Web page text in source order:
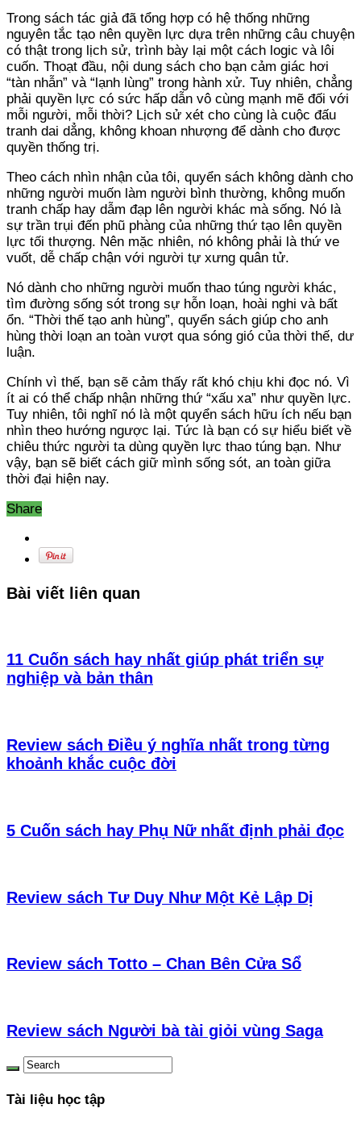
Trong sách tác giả đã tổng hợp có hệ thống những
nguyên tắc tạo nên quyền lực dựa trên những câu chuyện
có thật trong lịch sử, trình bày lại một cách logic và lôi
cuốn. Thoạt đầu, nội dung sách cho bạn cảm giác hơi
“tàn nhẫn” và “lạnh lùng” trong hành xử. Tuy nhiên, chẳng
phải quyền lực có sức hấp dẫn vô cùng mạnh mẽ đối với
mỗi người, mỗi thời? Lịch sử xét cho cùng là cuộc đấu
tranh dai dẳng, không khoan nhượng để dành cho được
quyền thống trị.
Theo cách nhìn nhận của tôi, quyển sách không dành cho
những người muốn làm người bình thường, không muốn
tranh chấp hay dẫm đạp lên người khác mà sống. Nó là
sự trần trụi đến phũ phàng của những thứ tạo lên quyền
lực tối thượng. Nên mặc nhiên, nó không phải là thứ ve
vuốt, dễ chấp chận với người tự xưng quân tử.
Nó dành cho những người muốn thao túng người khác,
tìm đường sống sót trong sự hỗn loạn, hoài nghi và bất
ổn. “Thời thế tạo anh hùng”, quyển sách giúp cho anh
hùng thời loạn an toàn vượt qua sóng gió của thời thế, dư
luận.
Chính vì thế, bạn sẽ cảm thấy rất khó chịu khi đọc nó. Vì
ít ai có thể chấp nhận những thứ “xấu xa” như quyền lực.
Tuy nhiên, tôi nghĩ nó là một quyển sách hữu ích nếu bạn
nhìn theo hướng ngược lại. Tức là bạn có sự hiểu biết về
chiêu thức người ta dùng quyền lực thao túng bạn. Như
vậy, bạn sẽ biết cách giữ mình sống sót, an toàn giữa
thời đại hiện nay.
Share
Bài viết liên quan
11 Cuốn sách hay nhất giúp phát triển sự
nghiệp và bản thân
Review sách Điều ý nghĩa nhất trong từng
khoảnh khắc cuộc đời
5 Cuốn sách hay Phụ Nữ nhất định phải đọc
Review sách Tư Duy Như Một Kẻ Lập Dị
Review sách Totto – Chan Bên Cửa Sổ
Review sách Người bà tài giỏi vùng Saga
Tài liệu học tập